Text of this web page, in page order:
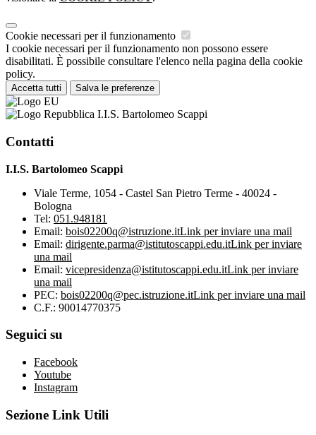
Cookie necessari per il funzionamento
I cookie necessari per il funzionamento non possono essere
disabilitati. È possibile consultare l'elenco nella pagina della cookie
policy.
Accetta tutti Salva le preferenze
I.I.S. Bartolomeo Scappi
Contatti
I.I.S. Bartolomeo Scappi
Viale Terme, 1054 - Castel San Pietro Terme - 40024 -
Bologna
Tel: 051.948181
Email: bois02200q@istruzione.itLink per inviare una mail
Email: dirigente.parma@istitutoscappi.edu.itLink per inviare
una mail
Email: vicepresidenza@istitutoscappi.edu.itLink per inviare
una mail
PEC: bois02200q@pec.istruzione.itLink per inviare una mail
C.F.: 90014770375
Seguici su
Facebook
Youtube
Instagram
Sezione Link Utili